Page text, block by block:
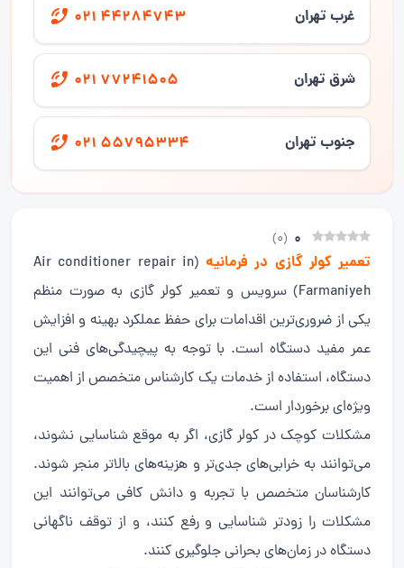
غرب تهران 021 44284743
شرق تهران 021 77241505
جنوب تهران 021 55795334
0
(
0
)
تعمیر کولر گازی در فرمانیه (Air conditioner repair in
Farmaniyeh) سرویس و تعمیر کولر گازی به صورت منظم
یکی از ضروری‌ترین اقدامات برای حفظ عملکرد بهینه و افزایش
عمر مفید دستگاه است. با توجه به پیچیدگی‌های فنی این
دستگاه، استفاده از خدمات یک کارشناس متخصص از اهمیت
ویژه‌ای برخوردار است.
مشکلات کوچک در کولر گازی، اگر به موقع شناسایی نشوند،
می‌توانند به خرابی‌های جدی‌تر و هزینه‌های بالاتر منجر شوند.
کارشناسان متخصص با تجربه و دانش کافی می‌توانند این
مشکلات را زودتر شناسایی و رفع کنند، و از توقف ناگهانی
دستگاه در زمان‌های بحرانی جلوگیری کنند.